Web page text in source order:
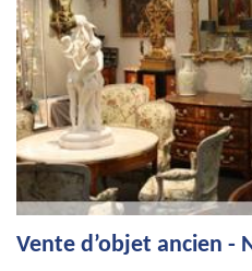
Vente d’objet ancien -